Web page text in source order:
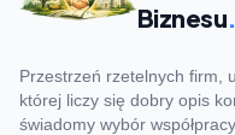
Biznesu.
Przestrzeń rzetelnych firm,
której liczy się dobry opis
świadomy wybór współpracy.